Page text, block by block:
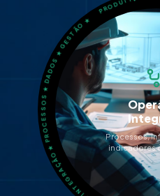
Processos,
indicadores